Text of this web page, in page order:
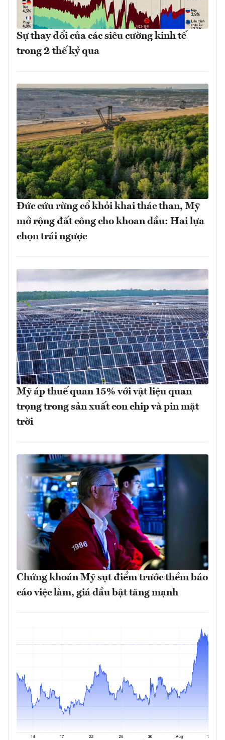
Sự thay đổi của các siêu cường kinh tế
trong 2 thế kỷ qua
Đức cứu rừng cổ khỏi khai thác than, Mỹ
mở rộng đất công cho khoan dầu: Hai lựa
chọn trái ngược
Mỹ áp thuế quan 15% với vật liệu quan
trọng trong sản xuất con chip và pin mặt
trời
Chứng khoán Mỹ sụt điểm trước thềm báo
cáo việc làm, giá dầu bật tăng mạnh